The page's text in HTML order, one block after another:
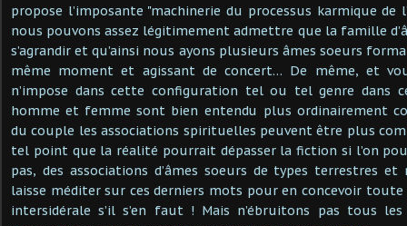
propose l’imposante "machinerie du processus karmique de
nous pouvons assez légitimement admettre que la famille
s’agrandir et qu’ainsi nous ayons plusieurs âmes soeurs
même moment et agissant de concert… De même, et
n’impose dans cette configuration tel ou tel genre dans
homme et femme sont bien entendu plus ordinairement
du couple les associations spirituelles peuvent être plus
tel point que la réalité pourrait dépasser la fiction si l’on
pas, des associations d’âmes soeurs de types terrestres
laisse méditer sur ces derniers mots pour en concevoir
intersidérale s’il s’en faut ! Mais n’ébruitons pas tous